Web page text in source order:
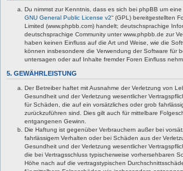
Du nimmst zur Kenntnis, dass es sich bei phpBB um eine
GNU General Public License v2“ (GPL) bereitgestellten
Limited (www.phpbb.com) handelt; deutschsprachige
deutschsprachige Community unter www.phpbb.de zur
haben keinen Einfluss auf die Art und Weise, wie die
können insbesondere die Verwendung der Software für
untersagen oder auf Inhalte fremder Foren Einfluss
5. GEWÄHRLEISTUNG
Der Betreiber haftet mit Ausnahme der Verletzung von
Gesundheit und der Verletzung wesentlicher
für Schäden, die auf ein vorsätzliches oder grob
zurückzuführen sind. Dies gilt auch für mittelbare
entgangenen Gewinn.
Die Haftung ist gegenüber Verbrauchern außer bei
fahrlässigem Verhalten oder bei Schäden aus der
Gesundheit und der Verletzung wesentlicher
die bei Vertragsschluss typischerweise vorhersehbaren
Höhe nach auf die vertragstypischen